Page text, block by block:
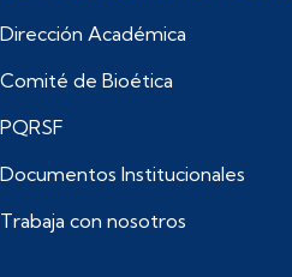
Dirección Académica
Comité de Bioética
PQRSF
Documentos Institucionales
Trabaja con nosotros